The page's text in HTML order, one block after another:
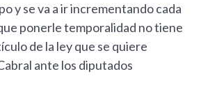
y se va a ir incrementando cada
ponerle temporalidad no tiene
de la ley que se quiere
ante los diputados